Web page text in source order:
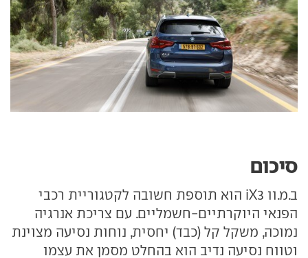
סיכום
ב.מ.וו iX3 הוא תוספת חשובה לקטגוריית רכבי
הפנאי היוקרתיים-חשמליים. עם צריכת אנרגיה
נמוכה, משקל קל (כבד) יחסית, נוחות נסיעה מצוינת
וטווח נסיעה נדיב הוא בהחלט מסמן את עצמו